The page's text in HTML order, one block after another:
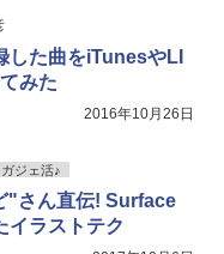
した曲をiTunesやLI
みた
2016年10月26日
ジェ活♪
"さん直伝! Surface
イラストテク